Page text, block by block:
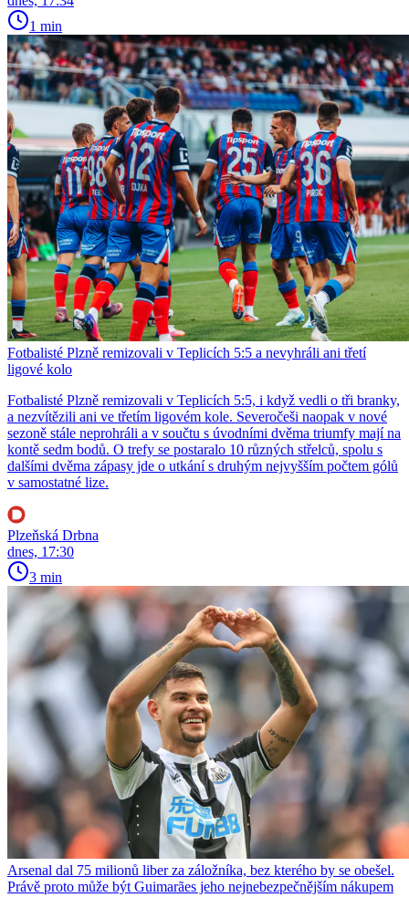
1 min
Fotbalisté Plzně remizovali v Teplicích 5:5 a nevyhráli ani třetí
ligové kolo
Fotbalisté Plzně remizovali v Teplicích 5:5, i když vedli o tři branky,
a nezvítězili ani ve třetím ligovém kole. Severočeši naopak v nové
sezoně stále neprohráli a v součtu s úvodními dvěma triumfy mají na
kontě sedm bodů. O trefy se postaralo 10 různých střelců, spolu s
dalšími dvěma zápasy jde o utkání s druhým nejvyšším počtem gólů
v samostatné lize.
Plzeňská Drbna
dnes, 17:30
3 min
Arsenal dal 75 milionů liber za záložníka, bez kterého by se obešel.
Právě proto může být Guimarães jeho nejnebezpečnějším nákupem